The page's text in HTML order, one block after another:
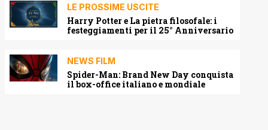
LE PROSSIME USCITE
Harry Potter e La pietra filosofale: i
festeggiamenti per il 25° Anniversario
NEWS FILM
Spider-Man: Brand New Day conquista
il box-office italiano e mondiale